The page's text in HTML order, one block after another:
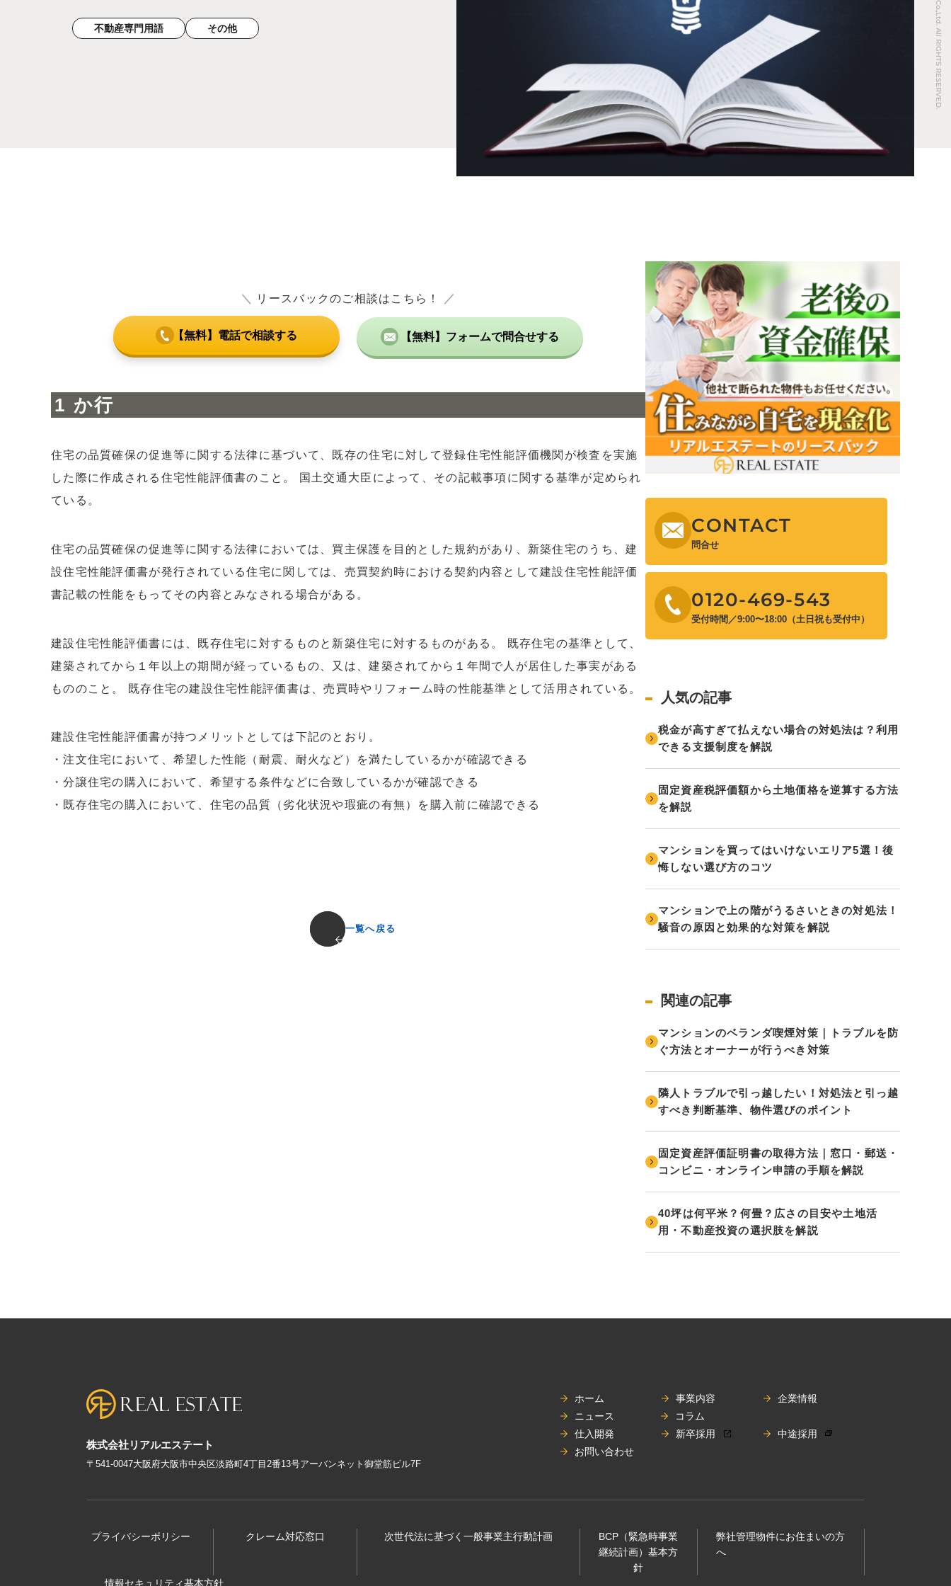
不動産専門用語 その他
＼ リースバックのご相談はこちら！ ／
【無料】電話で相談する 【無料】フォームで問合せする
か行
住宅の品質確保の促進等に関する法律に基づいて、既存の住宅に対して登録住宅性能評価機関が検査を実施
した際に作成される住宅性能評価書のこと。 国土交通大臣によって、その記載事項に関する基準が定められ
ている。
住宅の品質確保の促進等に関する法律においては、買主保護を目的とした規約があり、新築住宅のうち、建
設住宅性能評価書が発行されている住宅に関しては、売買契約時における契約内容として建設住宅性能評価
書記載の性能をもってその内容とみなされる場合がある。
建設住宅性能評価書には、既存住宅に対するものと新築住宅に対するものがある。 既存住宅の基準として、
建築されてから１年以上の期間が経っているもの、又は、建築されてから１年間で人が居住した事実がある
もののこと。 既存住宅の建設住宅性能評価書は、売買時やリフォーム時の性能基準として活用されている。
建設住宅性能評価書が持つメリットとしては下記のとおり。
・注文住宅において、希望した性能（耐震、耐火など）を満たしているかが確認できる
・分譲住宅の購入において、希望する条件などに合致しているかが確認できる
・既存住宅の購入において、住宅の品質（劣化状況や瑕疵の有無）を購入前に確認できる
一覧へ戻る
CONTACT
問合せ
0120-469-543
受付時間／9:00〜18:00（土日祝も受付中）
人気の記事
税金が高すぎて払えない場合の対処法は？利用
できる支援制度を解説
固定資産税評価額から土地価格を逆算する方法
を解説
マンションを買ってはいけないエリア5選！後
悔しない選び方のコツ
マンションで上の階がうるさいときの対処法！
騒音の原因と効果的な対策を解説
関連の記事
マンションのベランダ喫煙対策｜トラブルを防
ぐ方法とオーナーが行うべき対策
隣人トラブルで引っ越したい！対処法と引っ越
すべき判断基準、物件選びのポイント
固定資産評価証明書の取得方法｜窓口・郵送・
コンビニ・オンライン申請の手順を解説
40坪は何平米？何畳？広さの目安や土地活
用・不動産投資の選択肢を解説
株式会社リアルエステート
〒541-0047大阪府大阪市中央区淡路町4丁目2番13号アーバンネット御堂筋ビル7F
ホーム 事業内容
企業情報
ニュース
コラム
仕入開発
新卒採用
中途採用
お問い合わせ
プライバシーポリシー クレーム対応窓口 次世代法に基づく⼀般事業主⾏動計画
BCP（緊急時事業
継続計画）基本⽅
針
弊社管理物件にお住まいの⽅
へ
情報セキュリティ基本方針